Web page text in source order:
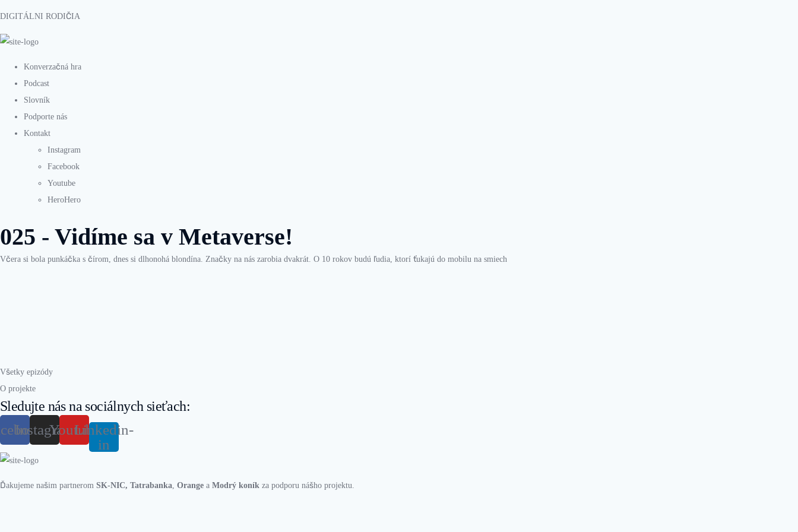
DIGITÁLNI RODIČIA
Konverzačná hra
Podcast
Slovník
Podporte nás
Kontakt
Instagram
Facebook
Youtube
HeroHero
025 - Vidíme sa v Metaverse!
Včera si bola punkáčka s čírom, dnes si dlhonohá blondína. Značky na nás zarobia dvakrát. O 10 rokov budú ľudia, ktorí ťukajú do mobilu na smiech
Všetky epizódy
O projekte
Sledujte nás na sociálnych sieťach:
InstagramYoutubeLinkedin-
in
Ďakujeme našim partnerom SK-NIC, Tatrabanka, Orange a Modrý koník za podporu nášho projektu.